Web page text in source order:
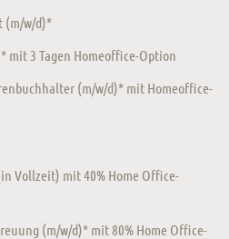
(m/w/d)*
mit 3 Tagen Homeoffice-Option
(m/w/d)* mit Homeoffice-
Vollzeit) mit 40% Home Office-
(m/w/d)* mit 80% Home Office-